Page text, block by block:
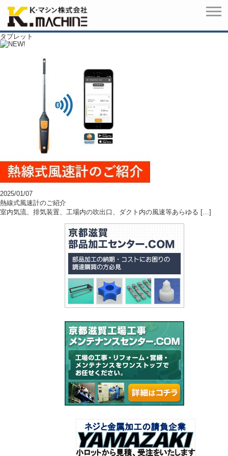
タブレット
2025/01/07
熱線式風速計のご紹介
室内気流、排気装置、工場内の吹出口、ダクト内の風速等あらゆる […]